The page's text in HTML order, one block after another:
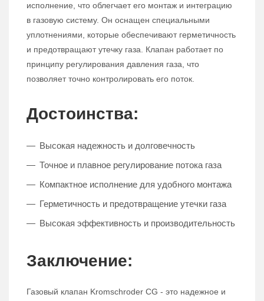
исполнение, что облегчает его монтаж и интеграцию
в газовую систему. Он оснащен специальными
уплотнениями, которые обеспечивают герметичность
и предотвращают утечку газа. Клапан работает по
принципу регулирования давления газа, что
позволяет точно контролировать его поток.
Достоинства:
Высокая надежность и долговечность
Точное и плавное регулирование потока газа
Компактное исполнение для удобного монтажа
Герметичность и предотвращение утечки газа
Высокая эффективность и производительность
Заключение:
Газовый клапан Kromschroder CG - это надежное и